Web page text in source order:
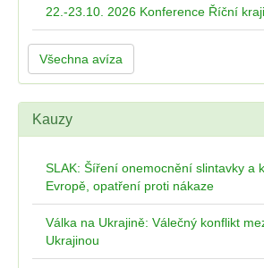
22.-23.10. 2026 Konference Říční
Všechna avíza
Kauzy
SLAK: Šíření onemocnění slintavky a
Evropě, opatření proti nákaze
Válka na Ukrajině: Válečný konflikt
Ukrajinou